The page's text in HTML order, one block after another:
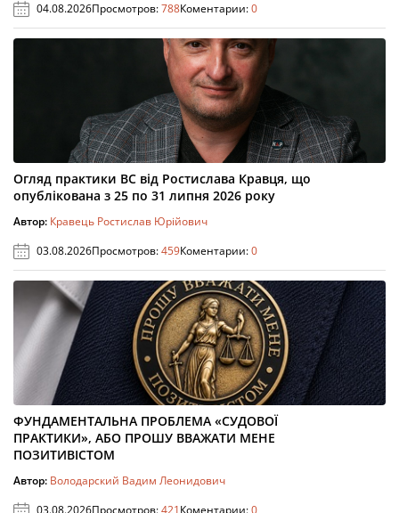
04.08.2026Просмотров:788Коментарии:0
Огляд практики ВС від Ростислава Кравця, що
опублікована з 25 по 31 липня 2026 року
Автор: Кравець Ростислав Юрійович
03.08.2026Просмотров:459Коментарии:0
ФУНДАМЕНТАЛЬНА ПРОБЛЕМА «СУДОВОЇ
ПРАКТИКИ», АБО ПРОШУ ВВАЖАТИ МЕНЕ
ПОЗИТИВІСТОМ
Автор: Володарский Вадим Леонидович
03.08.2026Просмотров:421Коментарии:0